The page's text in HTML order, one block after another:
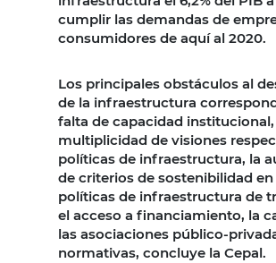
cumplir las demandas de
consumidores de aquí al 2020.
Los principales obstáculos al
de la infraestructura
falta de capacidad institucional,
multiplicidad de visiones
políticas de infraestructura, la
de criterios de sostenibilidad en
políticas de infraestructura de
el acceso a financiamiento, la
las asociaciones público-
normativas, concluye la Cepal.